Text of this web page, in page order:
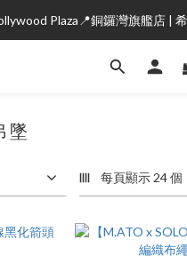
Plaza📍銅鑼灣旗艦店 |
墜
每頁顯示 24 個